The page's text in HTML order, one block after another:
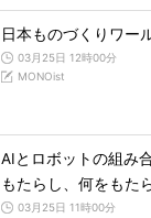
日本ものづくりワー
03月25日 12時00分
MONOist
AIとロボットの組み
もたらし、何をもた
03月25日 11時00分